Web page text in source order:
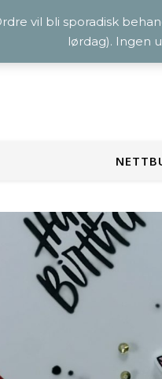
vil bli sporadisk
lørdag). Ingen